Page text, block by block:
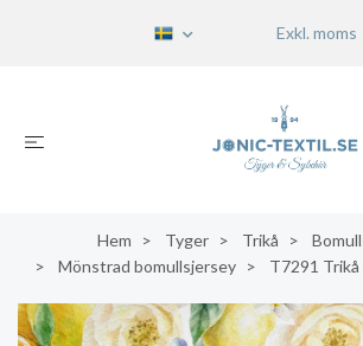
Exkl. moms
Hem Tyger Trikå
Mönstrad bomullsjersey
T7291 Trikå